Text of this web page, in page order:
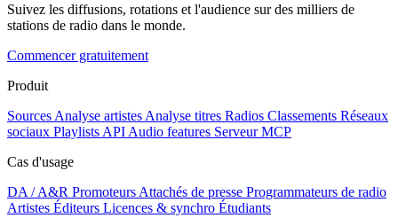
Suivez les diffusions, rotations et l'audience sur des milliers de
stations de radio dans le monde.
Commencer gratuitement
Produit
Sources Analyse artistes Analyse titres Radios Classements Réseaux
sociaux Playlists API Audio features Serveur MCP
Cas d'usage
DA / A&R Promoteurs Attachés de presse Programmateurs de radio
Artistes Éditeurs Licences & synchro Étudiants